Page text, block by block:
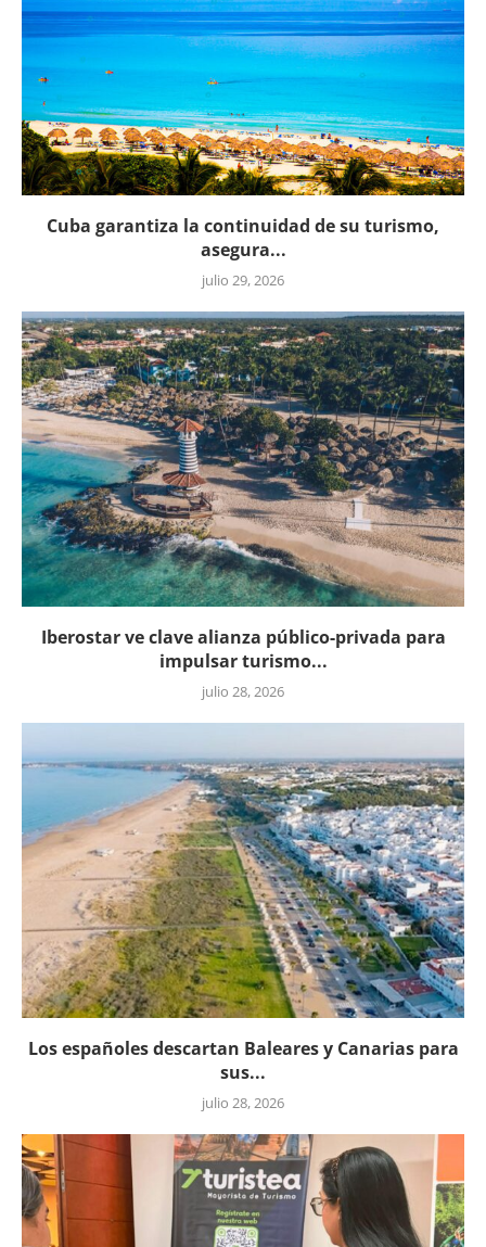
Cuba garantiza la continuidad de su turismo,
asegura...
julio 29, 2026
Iberostar ve clave alianza público-privada para
impulsar turismo...
julio 28, 2026
Los españoles descartan Baleares y Canarias para
sus...
julio 28, 2026